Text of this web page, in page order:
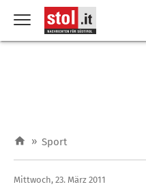
» Sport
Mittwoch, 23. März 2011